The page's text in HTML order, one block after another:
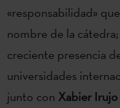
«responsabilidad»
nombre de la
creciente presencia
universidades
junto con Xabier Irujo